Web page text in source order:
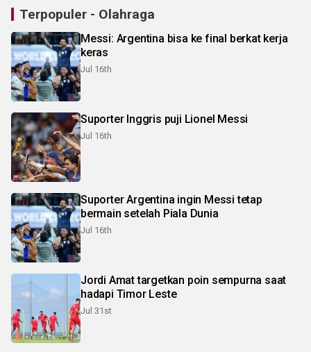
Terpopuler - Olahraga
Messi: Argentina bisa ke final berkat kerja
keras
Jul 16th
Suporter Inggris puji Lionel Messi
Jul 16th
Suporter Argentina ingin Messi tetap
bermain setelah Piala Dunia
Jul 16th
Jordi Amat targetkan poin sempurna saat
hadapi Timor Leste
Jul 31st